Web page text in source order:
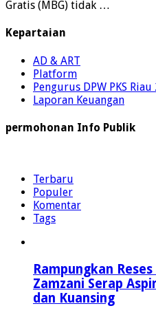
Gratis (MBG) tidak …
Kepartaian
AD & ART
Platform
Pengurus DPW PKS
Laporan Keuangan
permohonan Info Publik
Terbaru
Populer
Komentar
Tags
Rampungkan
Zamzani Serap
dan Kuansing